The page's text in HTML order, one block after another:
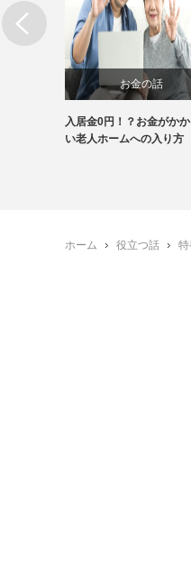
お金の話
入居金0円！？お金がか
い老人ホームへの入り方
ホーム 役立つ話 特